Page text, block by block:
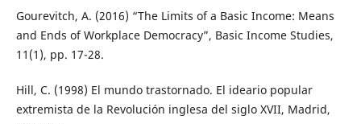
Gourevitch, A. (2016) “The Limits of a Basic Income: Means
and Ends of Workplace Democracy”, Basic Income Studies,
11(1), pp. 17-28.
Hill, C. (1998) El mundo trastornado. El ideario popular
extremista de la Revolución inglesa del siglo XVII, Madrid,